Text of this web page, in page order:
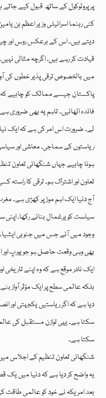
پر پروٹوکول کے ساتھ قبول کیے
کئی رہنما اسرائیلی وزیر اعظم بن
دیتے ہیں۔ اس کے برعکس روس اور
قیادت کر رہے ہیں، اگرچہ مثالی
میں بالخصوص ترقی پذیر خطوں کی
پاکستان جیسے ممالک کو چاہیے کہ
فائدہ اٹھائیں۔ تاہم یہ بھی ضروری
لے۔ ضرورت اس امر کی ہے کہ ایک
ریاستوں کے سماجی، معاشی اور
ہونا چاہیے جہاں شنگھائی تعاون
تعاون اور اشتراک ہو۔ ترقی کا
آج دنیا ایک اہم موڑ پر کھڑی ہے۔
سیاست کو یرغمال بنائے رکھا،
وجود میں آئے جس میں جنوبی
بھی وہی وقعت حاصل ہو جو یورپ
ایک نادر موقع ہے کہ وہ اپنے
بلکہ عالمی سطح پر ایک مؤثر آواز
دیا ہے کہ اگر ریاستیں یکجہتی اور
سکتا ہے۔ یہی توازن مستقبل کی
سکتا ہے۔
شنگھائی تعاون تنظیم کے اجلاس
یہ واضح کر دیا ہے کہ دنیا میں یک
بعد امریکہ نے خود کو عالمی طاقت